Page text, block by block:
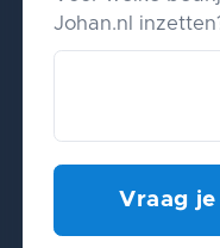
Johan.nl